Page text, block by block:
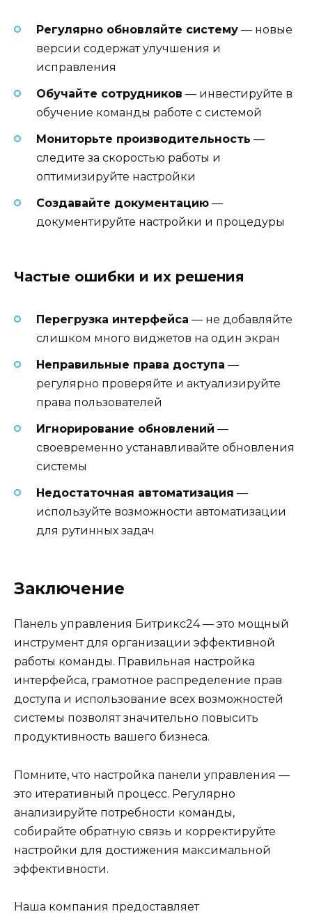
Регулярно обновляйте систему — новые
версии содержат улучшения и
исправления
Обучайте сотрудников — инвестируйте в
обучение команды работе с системой
Мониторьте производительность —
следите за скоростью работы и
оптимизируйте настройки
Создавайте документацию —
документируйте настройки и процедуры
Частые ошибки и их решения
Перегрузка интерфейса — не добавляйте
слишком много виджетов на один экран
Неправильные права доступа —
регулярно проверяйте и актуализируйте
права пользователей
Игнорирование обновлений —
своевременно устанавливайте обновления
системы
Недостаточная автоматизация —
используйте возможности автоматизации
для рутинных задач
Заключение
Панель управления Битрикс24 — это мощный
инструмент для организации эффективной
работы команды. Правильная настройка
интерфейса, грамотное распределение прав
доступа и использование всех возможностей
системы позволят значительно повысить
продуктивность вашего бизнеса.
Помните, что настройка панели управления —
это итеративный процесс. Регулярно
анализируйте потребности команды,
собирайте обратную связь и корректируйте
настройки для достижения максимальной
эффективности.
Наша компания предоставляет